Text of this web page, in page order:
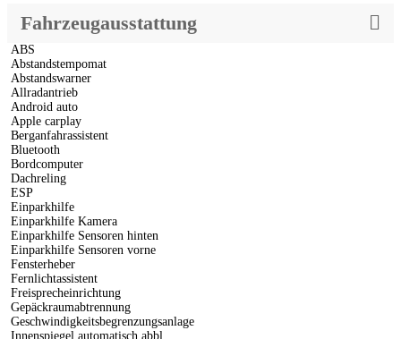
Fahrzeugausstattung
ABS
Abstandstempomat
Abstandswarner
Allradantrieb
Android auto
Apple carplay
Berganfahrassistent
Bluetooth
Bordcomputer
Dachreling
ESP
Einparkhilfe
Einparkhilfe Kamera
Einparkhilfe Sensoren hinten
Einparkhilfe Sensoren vorne
Fensterheber
Fernlichtassistent
Freisprecheinrichtung
Gepäckraumabtrennung
Geschwindigkeitsbegrenzungsanlage
Innenspiegel automatisch abbl.